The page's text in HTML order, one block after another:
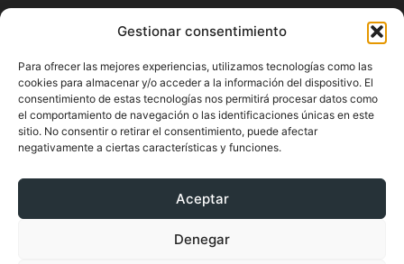
Gestionar consentimiento
Para ofrecer las mejores experiencias, utilizamos tecnologías como las
cookies para almacenar y/o acceder a la información del dispositivo. El
consentimiento de estas tecnologías nos permitirá procesar datos como
el comportamiento de navegación o las identificaciones únicas en este
sitio. No consentir o retirar el consentimiento, puede afectar
negativamente a ciertas características y funciones.
Aceptar
Denegar
Pyme.es es el portal web donde podrás mantenerte
actualizado de todas las noticias y novedades sobre la
economía en España y el mundo, así como donde podrás
conseguir toda la información necesaria sobre
emprendimiento.
SÍGUENOS